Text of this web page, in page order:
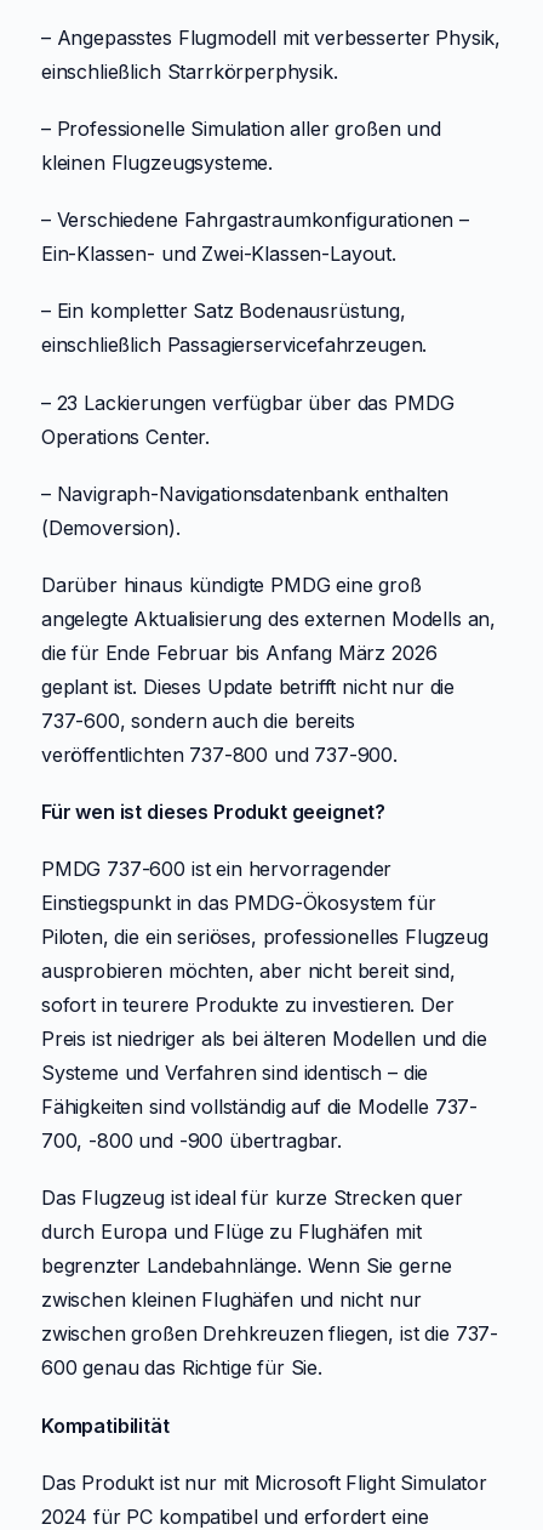
– Angepasstes Flugmodell mit verbesserter Physik,
einschließlich Starrkörperphysik.
– Professionelle Simulation aller großen und
kleinen Flugzeugsysteme.
– Verschiedene Fahrgastraumkonfigurationen –
Ein-Klassen- und Zwei-Klassen-Layout.
– Ein kompletter Satz Bodenausrüstung,
einschließlich Passagierservicefahrzeugen.
– 23 Lackierungen verfügbar über das PMDG
Operations Center.
– Navigraph-Navigationsdatenbank enthalten
(Demoversion).
Darüber hinaus kündigte PMDG eine groß
angelegte Aktualisierung des externen Modells an,
die für Ende Februar bis Anfang März 2026
geplant ist. Dieses Update betrifft nicht nur die
737-600, sondern auch die bereits
veröffentlichten 737-800 und 737-900.
Für wen ist dieses Produkt geeignet?
PMDG 737-600 ist ein hervorragender
Einstiegspunkt in das PMDG-Ökosystem für
Piloten, die ein seriöses, professionelles Flugzeug
ausprobieren möchten, aber nicht bereit sind,
sofort in teurere Produkte zu investieren. Der
Preis ist niedriger als bei älteren Modellen und die
Systeme und Verfahren sind identisch – die
Fähigkeiten sind vollständig auf die Modelle 737-
700, -800 und -900 übertragbar.
Das Flugzeug ist ideal für kurze Strecken quer
durch Europa und Flüge zu Flughäfen mit
begrenzter Landebahnlänge. Wenn Sie gerne
zwischen kleinen Flughäfen und nicht nur
zwischen großen Drehkreuzen fliegen, ist die 737-
600 genau das Richtige für Sie.
Kompatibilität
Das Produkt ist nur mit Microsoft Flight Simulator
2024 für PC kompatibel und erfordert eine